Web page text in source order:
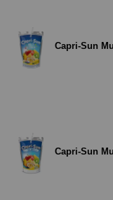
Capri-Sun
Capri-Sun